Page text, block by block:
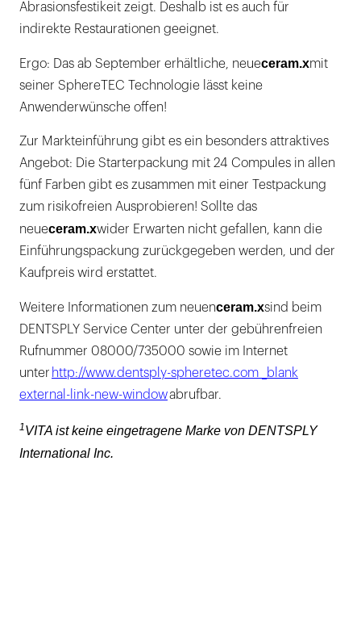
Abrasionsfestikeit zeigt. Deshalb ist es auch für
indirekte Restaurationen geeignet.
Ergo: Das ab September erhältliche, neueceram.xmit
seiner SphereTEC Technologie lässt keine
Anwenderwünsche offen!
Zur Markteinführung gibt es ein besonders attraktives
Angebot: Die Starterpackung mit 24 Compules in allen
fünf Farben gibt es zusammen mit einer Testpackung
zum risikofreien Ausprobieren! Sollte das
neueceram.xwider Erwarten nicht gefallen, kann die
Einführungspackung zurückgegeben werden, und der
Kaufpreis wird erstattet.
Weitere Informationen zum neuenceram.xsind beim
DENTSPLY Service Center unter der gebührenfreien
Rufnummer 08000/735000 sowie im Internet
unter http://www.dentsply-spheretec.com _blank
external-link-new-windowabrufbar.
1 VITA ist keine eingetragene Marke von DENTSPLY
International Inc.